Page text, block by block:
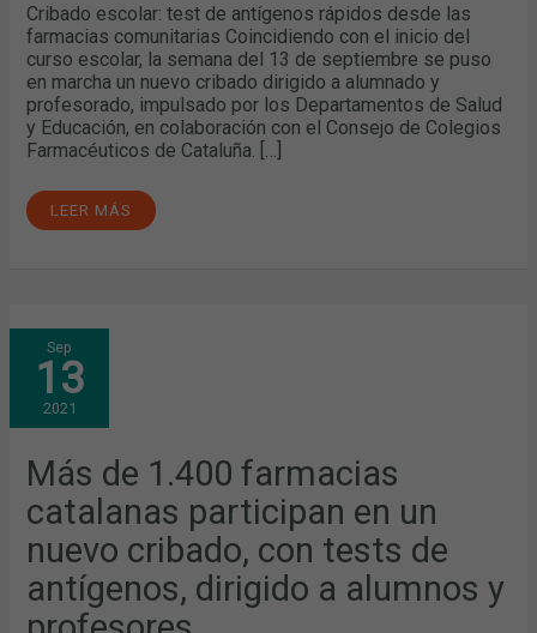
Cribado escolar: test de antígenos rápidos desde las
farmacias comunitarias Coincidiendo con el inicio del
curso escolar, la semana del 13 de septiembre se puso
en marcha un nuevo cribado dirigido a alumnado y
profesorado, impulsado por los Departamentos de Salud
y Educación, en colaboración con el Consejo de Colegios
Farmacéuticos de Cataluña. […]
LEER MÁS
Sep
13
2021
Más de 1.400 farmacias
catalanas participan en un
nuevo cribado, con tests de
antígenos, dirigido a alumnos y
MÁS
DE
1.400
FARMACIAS
CATALANAS
PARTICIPAN
EN
NUEVO
CRIBADO,
CON
TESTS
DE
DIRIGIDO
A
ALUMNOS
Y
PROFESORES